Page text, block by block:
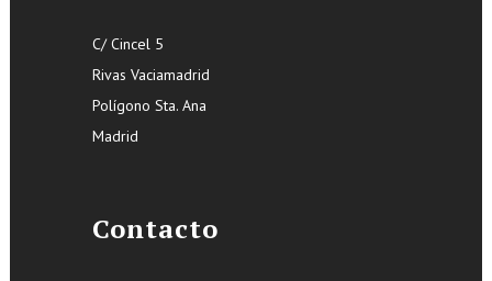
C/ Cincel 5
Rivas Vaciamadrid
Polígono Sta. Ana
Madrid
Contacto